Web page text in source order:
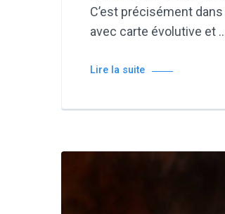
C’est précisément
avec carte évolutive et
Lire la suite